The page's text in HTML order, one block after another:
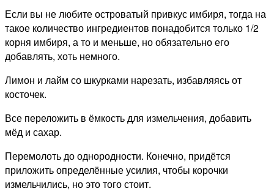
Если вы не любите островатый привкус имбиря, тогда на
такое количество ингредиентов понадобится только 1/2
корня имбиря, а то и меньше, но обязательно его
добавлять, хоть немного.
Лимон и лайм со шкурками нарезать, избавляясь от
косточек.
Все переложить в ёмкость для измельчения, добавить
мёд и сахар.
Перемолоть до однородности. Конечно, придётся
приложить определённые усилия, чтобы корочки
измельчились, но это того стоит.